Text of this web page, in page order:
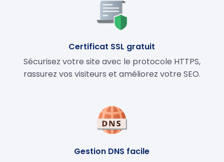
Certificat SSL gratuit
Sécurisez votre site avec le protocole HTTPS,
rassurez vos visiteurs et améliorez votre SEO.
Gestion DNS facile